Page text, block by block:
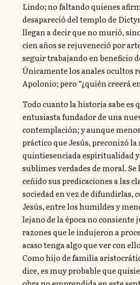
Lindo; no faltando quienes
desapareció del templo de
llegan a decir que no murió,
cien años se rejuveneció por
seguir trabajando en beneficio
Únicamente los anales ocultos
Apolonio; pero “¿quién creerá
Todo cuanto la historia sabe es
entusiasta fundador de una
contemplación; y aunque
práctico que Jesús, preconizó la
quintiesenciada espiritualidad
sublimes verdades de moral. Se
ceñido sus predicaciones a las
sociedad en vez de difundirlas,
Jesús, entre los humildes y
lejano de la época no consiente
razones que le indujeron a
acaso tenga algo que ver con
Como hijo de familia
dice, es muy probable que